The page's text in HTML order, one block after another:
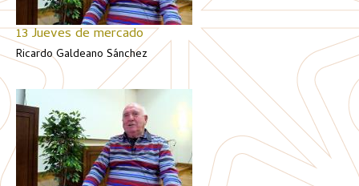
13 Jueves de mercado
Ricardo Galdeano Sánchez